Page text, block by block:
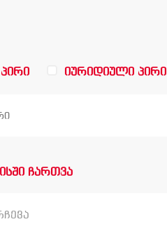
იურიდიული პირი
ჩართვა